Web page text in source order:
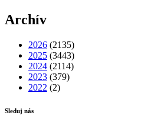
Archív
2026 (2135)
2025 (3443)
2024 (2114)
2023 (379)
2022 (2)
Sleduj nás